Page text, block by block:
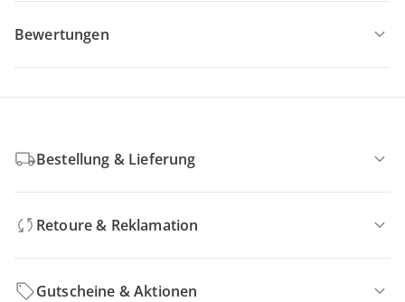
Bewertungen
Bestellung & Lieferung
Retoure & Reklamation
Gutscheine & Aktionen